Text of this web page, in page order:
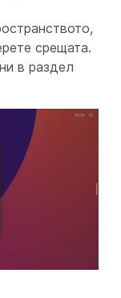
срещата.
в раздел